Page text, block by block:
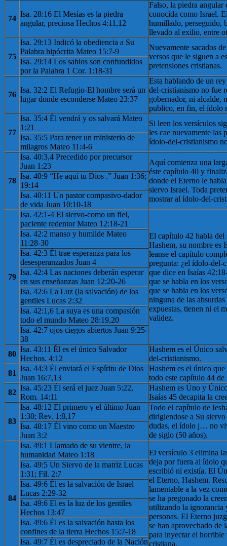
74
Isa. 28:16 El Mesías es la piedra
angular, preciosa Hechos 4:11,12
Falso, la piedra
conocida como Israel.
humillado, perseguido,
llevado al exilio, entre
75
Isa. 29:13 Indicó la obediencia a Su
Palabra hipócrita Mateo 15:7-9
Nuevamente sacados
versos que le siguen a
pretensiones cristianas.
Isa. 29:14 Los sabios son confundidos
por la Palabra 1 Cor. 1:18-31
76
Isa. 32:2 El Refugio-El hombre será un
lugar donde esconderse Mateo 23:37
Esta hablando de un
del-cristianismo no fue
gobernador, ni alcalde,
publico, en fin, el ídolo
77
Isa. 35:4 Él vendrá y os salvará Mateo
1:21
Si leen los versículos
les cae nuevamente las
ídolo-del-cristianismo
Isa. 35:5 Para tener un ministerio de
milagros Mateo 11:4-6
78
Isa. 40:3,4 Precedido por precursor
Juan 1:23
Aquí comienza una
éste capítulo 40 y
donde el Eterno le
siervo Israel. Toda
mostrar al ídolo-del-
Isa. 40:9 “He aquí tu Dios .” Juan 1:36;
19:14
Isa. 40:11 Un pastor compasivo-dador
de vida Juan 10:10-18
79
Isa. 42:1-4 El siervo-como un fiel,
paciente redentor Mateo 12:18-21
El capítulo 42 habla
Hashem, su nombre es
leanse el capítulo
pregunta: ¿el ídolo-del-
que dice en Isaías
que se habla en los
que se habla en los
ninguna de las
expuestas, tienen ni el
validez.
Isa. 42:2 manso y humilde Mateo
11:28-30
Isa. 42:3 Él trae esperanza para los
desesperanzados Juan 4
Isa. 42:4 Las naciones deberán esperar
en sus enseñanzas Juan 12:20-26
Isa. 42:6 La Luz (la salvación) de los
gentiles Lucas 2:32
Isa. 42:1,6 La suya es una compasión
todo el mundo Mateo 28:19,20
Isa. 42:7 ojos ciegos abiertos Juan 9:25-
38
80
Isa. 43:11 Él es el único Salvador
Hechos. 4:12
Hashem es el Único
del-cristianismo.
81
Isa. 44:3 Él enviará el Espíritu de Dios
Juan 16:7,13
Hashem es el único
todo este capítulo 44 de
82
Isa. 45:23 Él será el juez Juan 5:22,
Rom. 14:11
Hashem es Úno y
Isaías 45 decapita la
83
Isa. 48:12 El primero y el último Juan
1:30; Rev. 1:8,17
Todo el capítulo de
dirigiendose a Su
dudas, el ídolo j… no
de siglo (50 años).
Isa. 48:17 Él vino como un Maestro
Juan 3:2
84
Isa. 49:1 Llamado de su vientre, la
humanidad Mateo 1:18
El versículo 3 elimina
deja por fuera al ídolo
escribió ni existía. El
el Eterno, Hashem.
lamentable a la vez
se ha pregonado la
utilizando la ignorancia
personas. El Eterno
se han aprovechado de
para inyectar el
cristiana.
Isa. 49:5 Un Siervo de la matriz Lucas
1:31; Fil. 2:7
Isa. 49:6 Él es la salvación de Israel
Lucas 2:29-32
Isa. 49:6 El es la luz de los gentiles
Hechos 13:47
Isa. 49:6 Él es la salvación hasta los
confines de la tierra Hechos 15:7-18
Isa. 49:7 Él es despreciado de la Nación